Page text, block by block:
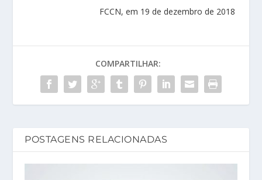
FCCN, em 19 de dezembro de 2018
COMPARTILHAR:
POSTAGENS RELACIONADAS